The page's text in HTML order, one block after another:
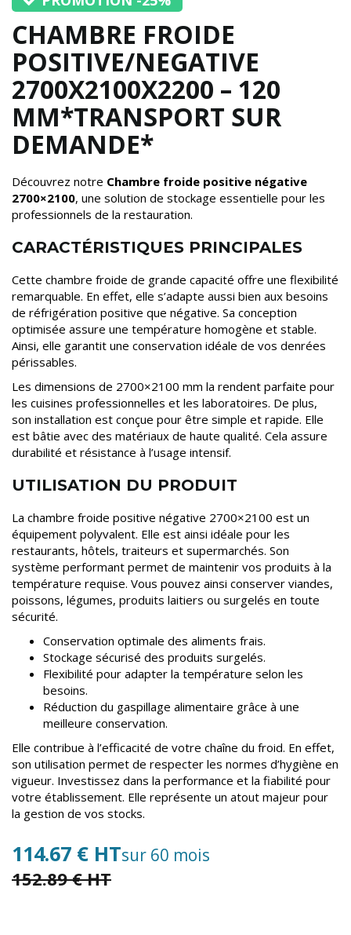
CHAMBRE FROIDE
POSITIVE/NEGATIVE
2700X2100X2200 – 120
MM*TRANSPORT SUR
DEMANDE*
Découvrez notre Chambre froide positive négative
2700×2100, une solution de stockage essentielle pour les
professionnels de la restauration.
CARACTÉRISTIQUES PRINCIPALES
Cette chambre froide de grande capacité offre une flexibilité
remarquable. En effet, elle s’adapte aussi bien aux besoins
de réfrigération positive que négative. Sa conception
optimisée assure une température homogène et stable.
Ainsi, elle garantit une conservation idéale de vos denrées
périssables.
Les dimensions de 2700×2100 mm la rendent parfaite pour
les cuisines professionnelles et les laboratoires. De plus,
son installation est conçue pour être simple et rapide. Elle
est bâtie avec des matériaux de haute qualité. Cela assure
durabilité et résistance à l’usage intensif.
UTILISATION DU PRODUIT
La chambre froide positive négative 2700×2100 est un
équipement polyvalent. Elle est ainsi idéale pour les
restaurants, hôtels, traiteurs et supermarchés. Son
système performant permet de maintenir vos produits à la
température requise. Vous pouvez ainsi conserver viandes,
poissons, légumes, produits laitiers ou surgelés en toute
sécurité.
Conservation optimale des aliments frais.
Stockage sécurisé des produits surgelés.
Flexibilité pour adapter la température selon les
besoins.
Réduction du gaspillage alimentaire grâce à une
meilleure conservation.
Elle contribue à l’efficacité de votre chaîne du froid. En effet,
son utilisation permet de respecter les normes d’hygiène en
vigueur. Investissez dans la performance et la fiabilité pour
votre établissement. Elle représente un atout majeur pour
la gestion de vos stocks.
114.67 € HTsur 60 mois
152.89 € HT